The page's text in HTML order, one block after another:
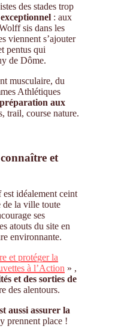
des stades trop
: aux
sis dans les
viennent s’ajouter
pentus qui
de Dôme.
musculaire, du
Athlétiques
préparation aux
trail, course nature.
et
idéalement ceint
de la ville toute
ses
atouts du site en
environnante.
et protéger la
à l’Action » ,
et des sorties de
des alentours.
aussi assurer la
prennent place !